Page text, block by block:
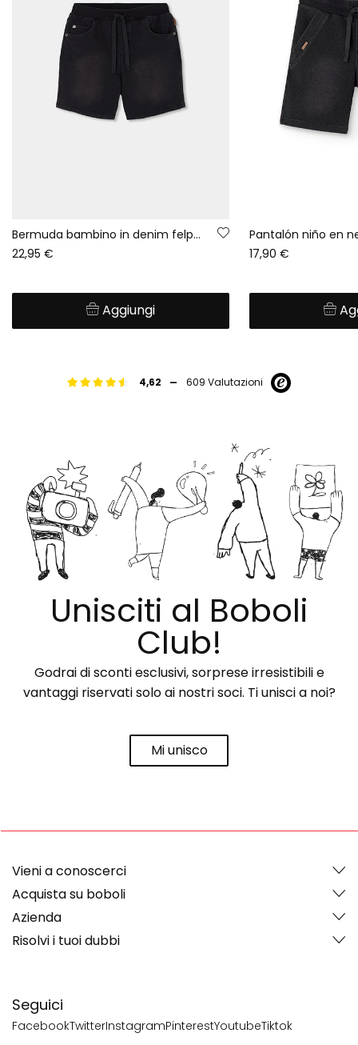
Bermuda bambino in denim felpato neri
22,95 €
Aggiungi
Pantalón niño en
17,90 €
4,62 - 609 Valutazioni
Unisciti al Boboli
Club!
Godrai di sconti esclusivi, sorprese irresistibili e
vantaggi riservati solo ai nostri soci. Ti unisci a noi?
Mi unisco
Seguici
FacebookTwitterInstagramPinterestYoutubeTiktok
Vieni a conoscerci
Acquista su boboli
Azienda
Risolvi i tuoi dubbi